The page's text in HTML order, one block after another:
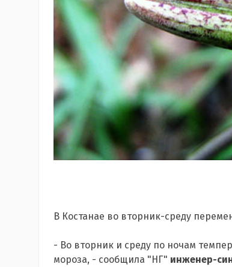
В Костанае во вторник-среду
- Во вторник и среду по ночам
мороза, - сообщила "НГ" инженер-